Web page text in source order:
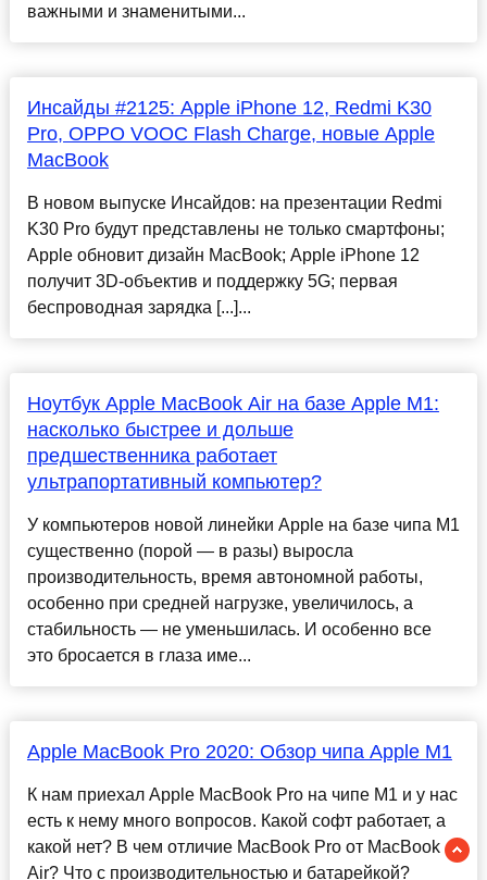
важными и знаменитыми...
Инсайды #2125: Apple iPhone 12, Redmi K30
Pro, OPPO VOOC Flash Charge, новые Apple
MacBook
В новом выпуске Инсайдов: на презентации Redmi
K30 Pro будут представлены не только смартфоны;
Apple обновит дизайн MacBook; Apple iPhone 12
получит 3D-объектив и поддержку 5G; первая
беспроводная зарядка [...]...
Ноутбук Apple MacBook Air на базе Apple M1:
насколько быстрее и дольше
предшественника работает
ультрапортативный компьютер?
У компьютеров новой линейки Apple на базе чипа M1
существенно (порой — в разы) выросла
производительность, время автономной работы,
особенно при средней нагрузке, увеличилось, а
стабильность — не уменьшилась. И особенно все
это бросается в глаза име...
Apple MacBook Pro 2020: Обзор чипа Apple M1
К нам приехал Apple MacBook Pro на чипе M1 и у нас
есть к нему много вопросов. Какой софт работает, а
какой нет? В чем отличие MacBook Pro от MacBook
Air? Что с производительностью и батарейкой?